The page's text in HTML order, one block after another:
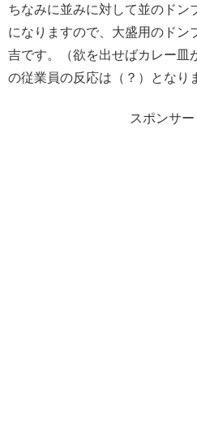
ちなみに並みに対して並のドン
になりますので、大盛用のドン
吉です。（欲を出せばカレー皿
の従業員の反応は（？）となり
スポンサー